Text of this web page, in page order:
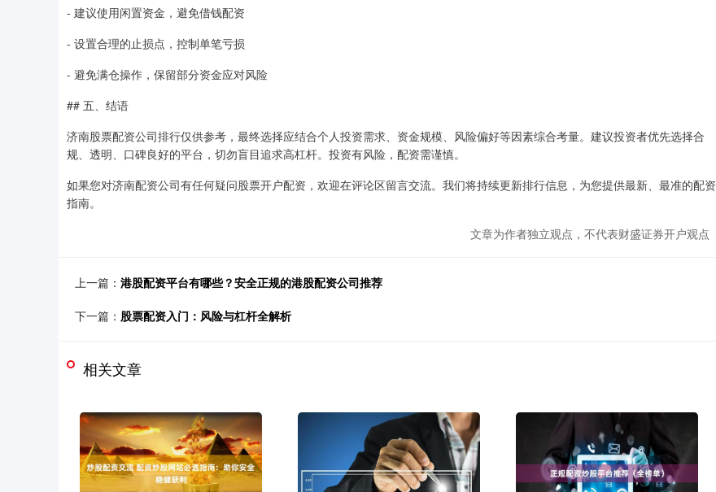
- 建议使用闲置资金，避免借钱配资
- 设置合理的止损点，控制单笔亏损
- 避免满仓操作，保留部分资金应对风险
## 五、结语
济南股票配资公司排行仅供参考，最终选择应结合个人投资需求、资金规模、风险偏好等因素综合考量。建议投资者优先选择合
规、透明、口碑良好的平台，切勿盲目追求高杠杆。投资有风险，配资需谨慎。
如果您对济南配资公司有任何疑问股票开户配资，欢迎在评论区留言交流。我们将持续更新排行信息，为您提供最新、最准的配资
指南。
文章为作者独立观点，不代表财盛证券开户观点
上一篇： 港股配资平台有哪些？安全正规的港股配资公司推荐
下一篇： 股票配资入门：风险与杠杆全解析
相关文章